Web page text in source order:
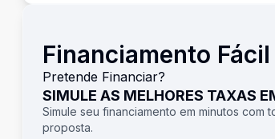
Financiamento Fácil
Pretende Financiar?
SIMULE AS MELHORES TAXAS
Simule seu financiamento em minutos com
proposta.